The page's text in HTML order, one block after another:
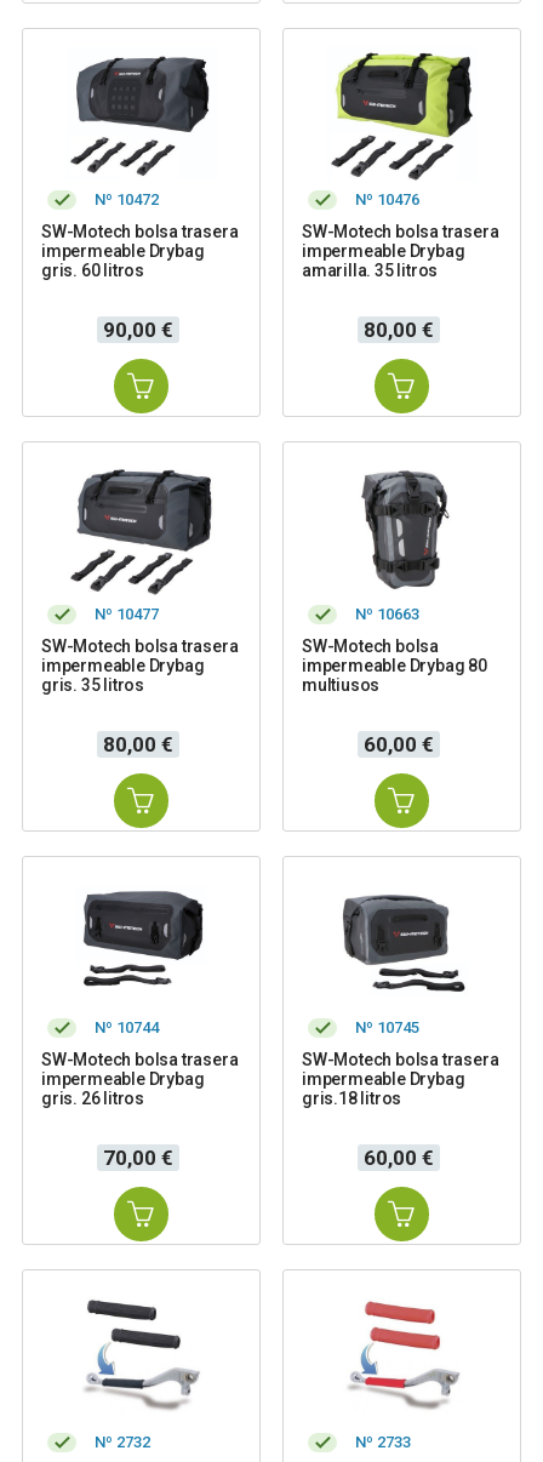
Nº 10472
SW-Motech bolsa trasera
impermeable Drybag
gris. 60 litros
Precio
90,00 €
Nº 10476
SW-Motech bolsa trasera
impermeable Drybag
amarilla. 35 litros
Precio
80,00 €
Nº 10477
SW-Motech bolsa trasera
impermeable Drybag
gris. 35 litros
Precio
80,00 €
Nº 10663
SW-Motech bolsa
impermeable Drybag 80
multiusos
Precio
60,00 €
Nº 10744
SW-Motech bolsa trasera
impermeable Drybag
gris. 26 litros
Precio
70,00 €
Nº 10745
SW-Motech bolsa trasera
impermeable Drybag
gris.18 litros
Precio
60,00 €
Nº 2732 Nº 2733